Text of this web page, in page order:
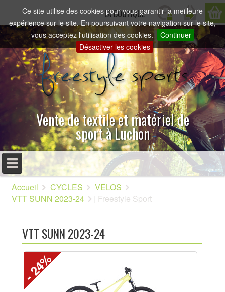
Ce site utilise des cookies pour vous garantir la meilleure
expérience sur le site. En poursuivant votre navigation sur le site,
vous acceptez l'utilisation des cookies.
Continuer
Désactiver les cookies
LA BOUTIQUE
Vente de textile et matériel de
sport à Luchon
MENU PRINCIPAL
ACCUEIL
ACTUALITÉS
CRÉER UN COMPTE
Accueil CYCLES
VELOS
VTT SUNN 2023-24
| Freestyle Sport
VTT SUNN 2023-24
- 24%